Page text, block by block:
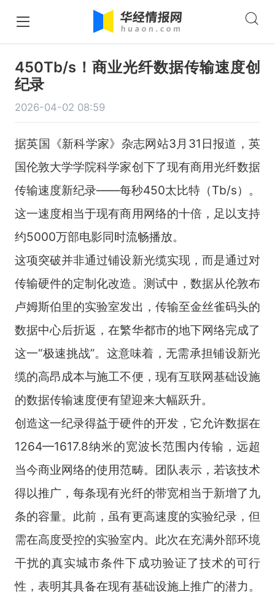
450Tb/s！商业光纤数据传输速度创
纪录
2026-04-02 08:59
据英国《新科学家》杂志网站3 月 31 日报道，英
国伦敦大学学院科学家创下了现有商用光纤数据
传输速度新纪录——每秒450太比特（Tb/s）。
这一速度相当于现有商用网络的十倍，足以支持
约5000万部电影同时流畅播放。
这项突破并非通过铺设新光缆实现，而是通过对
传输硬件的定制化改造。测试中，数据从伦敦布
卢姆斯伯里的实验室发出，传输至金丝雀码头的
数据中心后折返，在繁华都市的地下网络完成了
这一“极速挑战”。这意味着，无需承担铺设新光
缆的高昂成本与施工不便，现有互联网基础设施
的数据传输速度便有望迎来大幅跃升。
创造这一纪录得益于硬件的开发，它允许数据在
1264—1617.8纳米的宽波长范围内传输，远超
当今商业网络的使用范畴。团队表示，若该技术
得以推广，每条现有光纤的带宽相当于新增了九
条的容量。此前，虽有更高速度的实验纪录，但
需在高度受控的实验室内。此次在充满外部环境
干扰的真实城市条件下成功验证了技术的可行
性，表明其具备在现有基础设施上推广的潜力。